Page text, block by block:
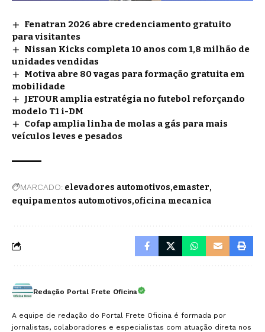
Fenatran 2026 abre credenciamento gratuito
para visitantes
Nissan Kicks completa 10 anos com 1,8 milhão de
unidades vendidas
Motiva abre 80 vagas para formação gratuita em
mobilidade
JETOUR amplia estratégia no futebol reforçando
modelo T1 i-DM
Cofap amplia linha de molas a gás para mais
veículos leves e pesados
MARCADO: elevadores automotivos emaster
equipamentos automotivos oficina mecanica
Redação Portal Frete Oficina
A equipe de redação do Portal Frete Oficina é formada por
jornalistas, colaboradores e especialistas com atuação direta nos